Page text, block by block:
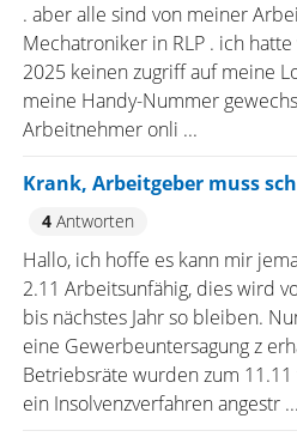
. aber alle sind von meiner
Mechatroniker in RLP . ich
2025 keinen zugriff auf meine
meine Handy-Nummer
Arbeitnehmer onli ...
Krank, Arbeitgeber muss
4Antworten
Hallo, ich hoffe es kann mir
2.11 Arbeitsunfähig, dies wird
bis nächstes Jahr so bleiben.
eine Gewerbeuntersagung z
Betriebsräte wurden zum
ein Insolvenzverfahren angestr ...